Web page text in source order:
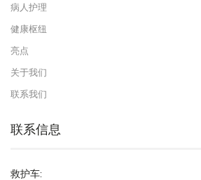
病人护理
健康枢纽
亮点
关于我们
联系我们
联系信息
救护车: